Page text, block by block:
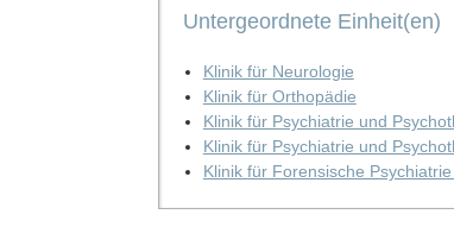
Untergeordnete Einheit(en)
Klinik für Neurologie
Klinik für Orthopädie
Klinik für Psychiatrie und
Klinik für Psychiatrie und
Klinik für Forensische